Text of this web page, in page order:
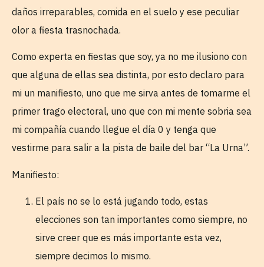
daños irreparables, comida en el suelo y ese peculiar
olor a fiesta trasnochada.
Como experta en fiestas que soy, ya no me ilusiono con
que alguna de ellas sea distinta, por esto declaro para
mi un manifiesto, uno que me sirva antes de tomarme el
primer trago electoral, uno que con mi mente sobria sea
mi compañía cuando llegue el día 0 y tenga que
vestirme para salir a la pista de baile del bar “La Urna”.
Manifiesto:
El país no se lo está jugando todo, estas
elecciones son tan importantes como siempre, no
sirve creer que es más importante esta vez,
siempre decimos lo mismo.